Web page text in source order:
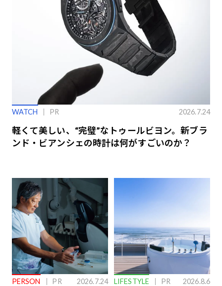
WATCH PR 2026.7.24
軽くて美しい、“完璧”なトゥールビヨン。新ブラ
ンド・ビアンシェの時計は何がすごいのか？
PERSON PR 2026.7.24 LIFESTYLE PR 2026.8.6